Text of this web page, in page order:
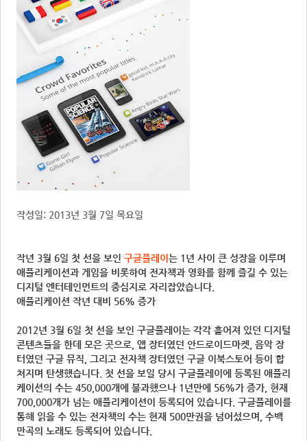
작성일: 2013년 3월 7일 목요일
작년 3월 6일 첫 선을 보인 구글플레이 는 1년 사이 큰 성장을 이루며
애플리케이션과 게임을 비롯하여 전자책과 영화를 함께 즐길 수 있는
디지털 엔터테인먼트의 중심지로 자리잡았습니다.
애플리케이션 작년 대비 56% 증가
2012년 3월 6일 첫 선을 보인 구글플레이는 각각 흩어져 있던 디지털
콘텐츠들을 한데 모은 곳으로, 앱 장터였던 안드로이드마켓, 음악 장
터였던 구글 뮤직, 그리고 전자책 장터였던 구글 이북스토어 등이 합
쳐지며 탄생했습니다. 첫 선을 보일 당시 구글플레이에 등록된 애플리
케이션의 수는 450,000개에 불과했으나 1년만에 56%가 증가, 현재
700,000개가 넘는 애플리케이션이 등록되어 있습니다. 구글플레이를
통해 읽을 수 있는 전자책의 수는 현재 500만권을 넘어섰으며, 수백
만곡의 노래도 등록되어 있습니다.